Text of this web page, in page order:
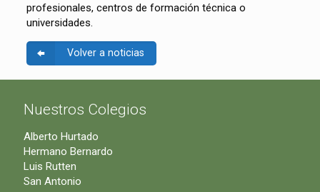
profesionales, centros de formación técnica o
universidades.
Volver a noticias
Nuestros Colegios
Alberto Hurtado
Hermano Bernardo
Luis Rutten
San Antonio